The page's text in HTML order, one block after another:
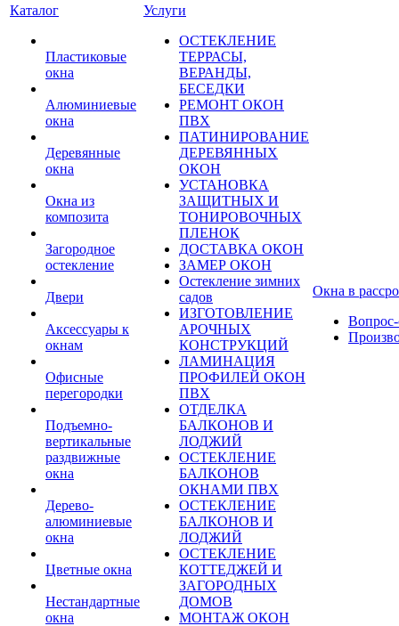
Каталог
Пластиковые
окна
Алюминиевые
окна
Деревянные
окна
Окна из
композита
Загородное
остекление
Двери
Аксессуары к
окнам
Офисные
перегородки
Подъемно-
вертикальные
раздвижные
окна
Дерево-
алюминиевые
окна
Цветные окна
Нестандартные
окна
Услуги
ОСТЕКЛЕНИЕ
ТЕРРАСЫ,
ВЕРАНДЫ,
БЕСЕДКИ
РЕМОНТ ОКОН
ПВХ
ПАТИНИРОВАНИЕ
ДЕРЕВЯННЫХ
ОКОН
УСТАНОВКА
ЗАЩИТНЫХ И
ТОНИРОВОЧНЫХ
ПЛЕНОК
ДОСТАВКА ОКОН
ЗАМЕР ОКОН
Остекление зимних
садов
ИЗГОТОВЛЕНИЕ
АРОЧНЫХ
КОНСТРУКЦИЙ
ЛАМИНАЦИЯ
ПРОФИЛЕЙ ОКОН
ПВХ
ОТДЕЛКА
БАЛКОНОВ И
ЛОДЖИЙ
ОСТЕКЛЕНИЕ
БАЛКОНОВ
ОКНАМИ ПВХ
ОСТЕКЛЕНИЕ
БАЛКОНОВ И
ЛОДЖИЙ
ОСТЕКЛЕНИЕ
КОТТЕДЖЕЙ И
ЗАГОРОДНЫХ
ДОМОВ
МОНТАЖ ОКОН
Окна в
Вопрос-